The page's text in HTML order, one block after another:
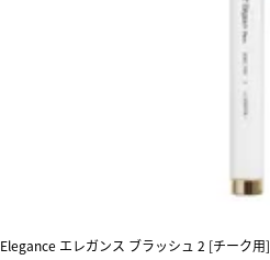
Elegance エレガンス ブラッシュ 2 [チーク用]